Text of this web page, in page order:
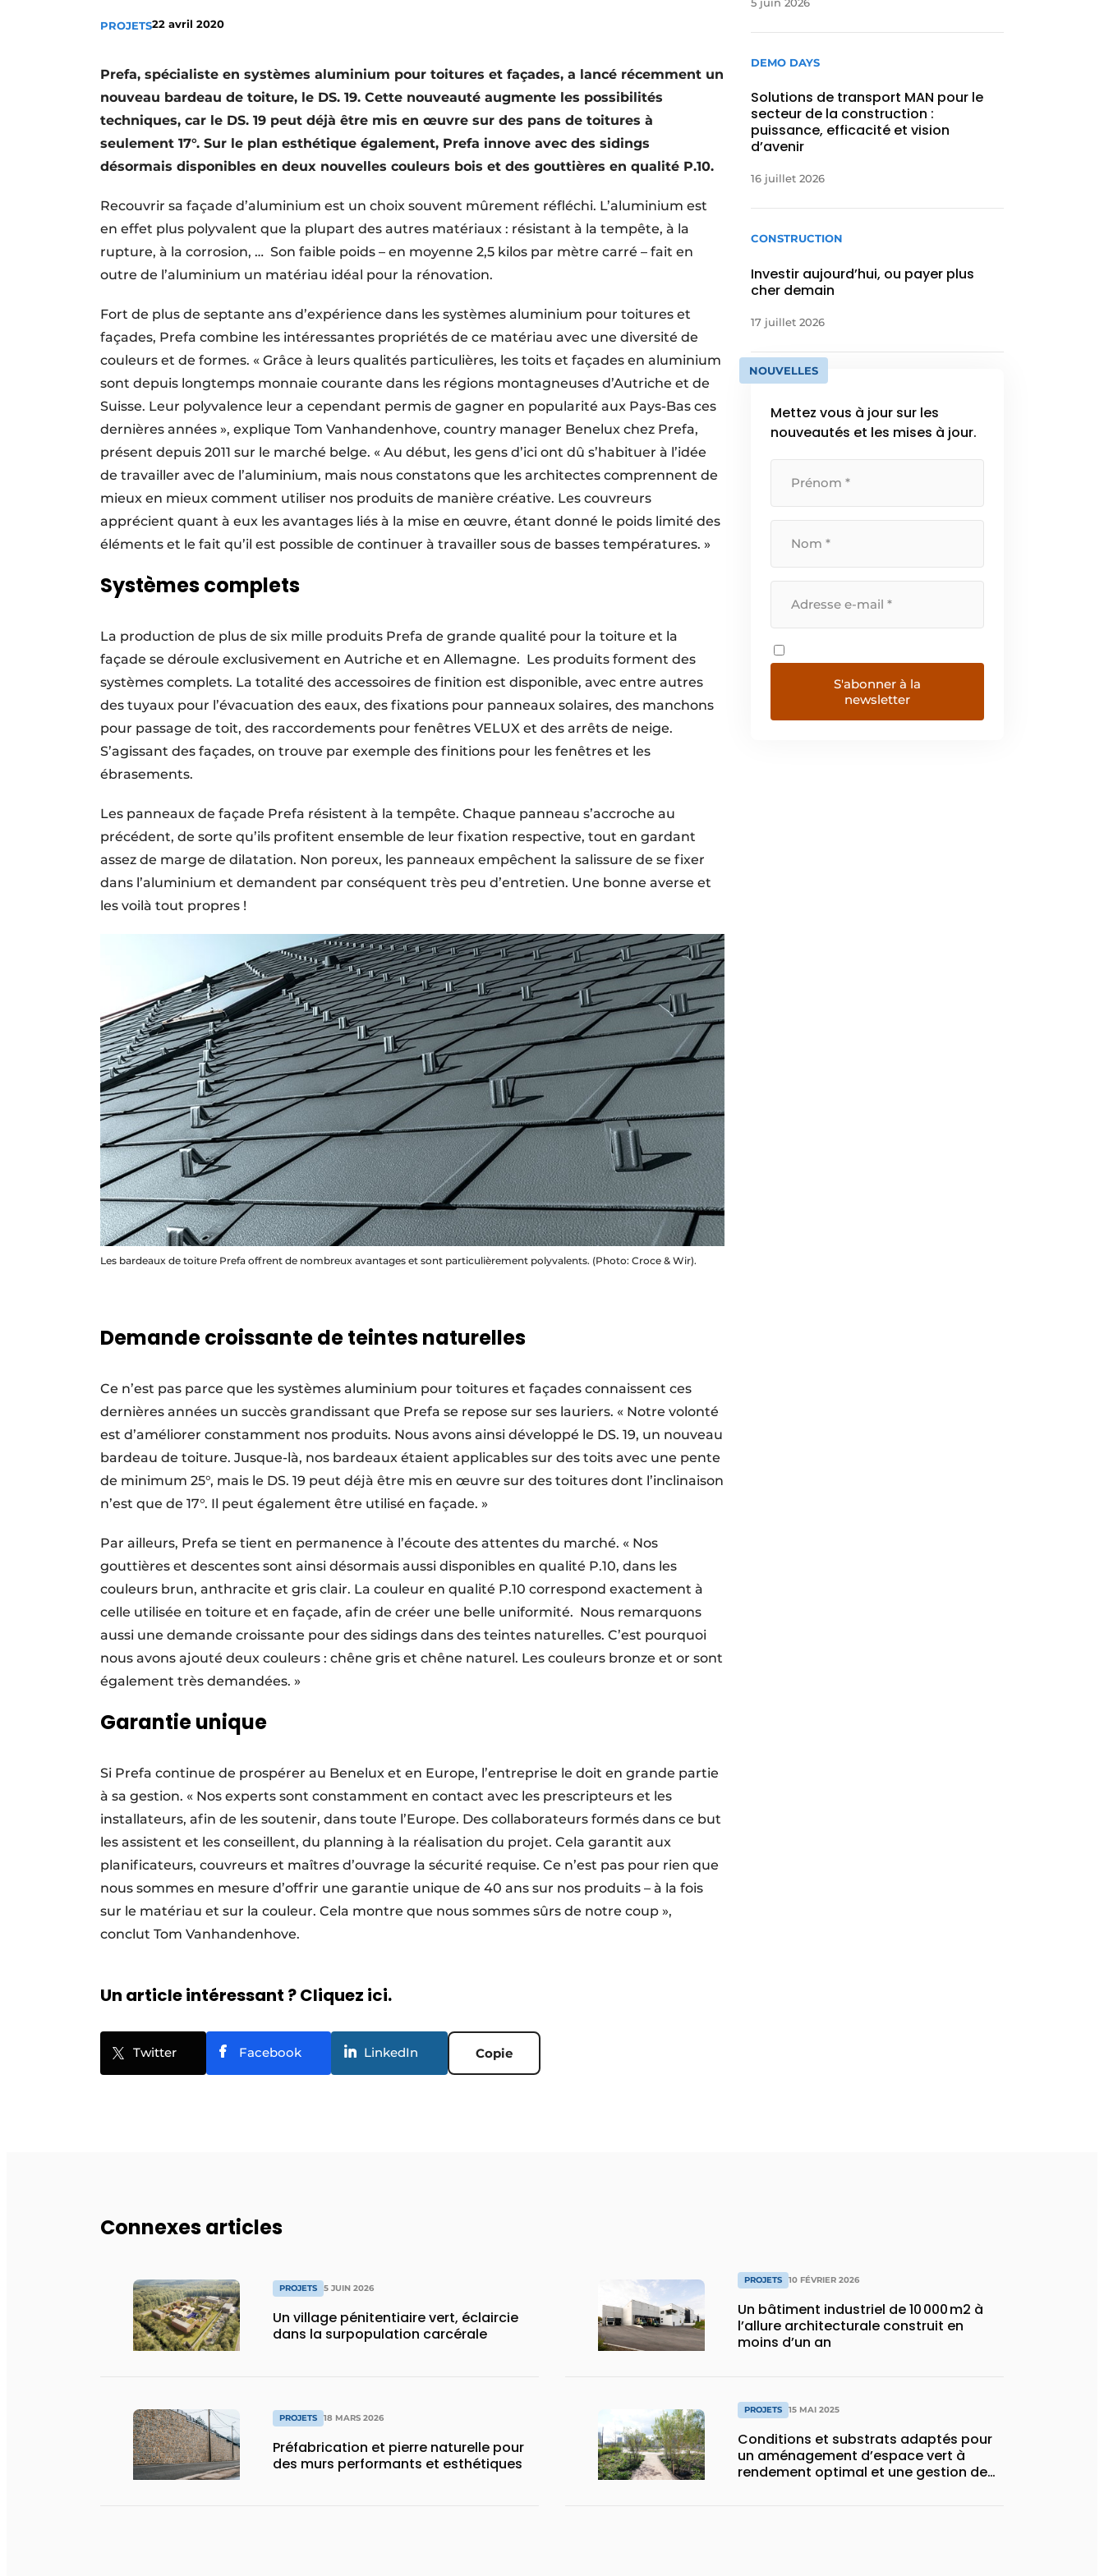
Termes et conditions
PROJETS22 avril 2020
Prefa, spécialiste en systèmes aluminium pour toitures et façades, a lancé récemment un
nouveau bardeau de toiture, le DS. 19. Cette nouveauté augmente les possibilités
techniques, car le DS. 19 peut déjà être mis en œuvre sur des pans de toitures à
seulement 17°. Sur le plan esthétique également, Prefa innove avec des sidings
désormais disponibles en deux nouvelles couleurs bois et des gouttières en qualité P.10.
Recouvrir sa façade d’aluminium est un choix souvent mûrement réfléchi. L’aluminium est
en effet plus polyvalent que la plupart des autres matériaux : résistant à la tempête, à la
rupture, à la corrosion, … Son faible poids – en moyenne 2,5 kilos par mètre carré – fait en
outre de l’aluminium un matériau idéal pour la rénovation.
Fort de plus de septante ans d’expérience dans les systèmes aluminium pour toitures et
façades, Prefa combine les intéressantes propriétés de ce matériau avec une diversité de
couleurs et de formes. « Grâce à leurs qualités particulières, les toits et façades en aluminium
sont depuis longtemps monnaie courante dans les régions montagneuses d’Autriche et de
Suisse. Leur polyvalence leur a cependant permis de gagner en popularité aux Pays-Bas ces
dernières années », explique Tom Vanhandenhove, country manager Benelux chez Prefa,
présent depuis 2011 sur le marché belge. « Au début, les gens d’ici ont dû s’habituer à l’idée
de travailler avec de l’aluminium, mais nous constatons que les architectes comprennent de
mieux en mieux comment utiliser nos produits de manière créative. Les couvreurs
apprécient quant à eux les avantages liés à la mise en œuvre, étant donné le poids limité des
éléments et le fait qu’il est possible de continuer à travailler sous de basses températures. »
Systèmes complets
La production de plus de six mille produits Prefa de grande qualité pour la toiture et la
façade se déroule exclusivement en Autriche et en Allemagne. Les produits forment des
systèmes complets. La totalité des accessoires de finition est disponible, avec entre autres
des tuyaux pour l’évacuation des eaux, des fixations pour panneaux solaires, des manchons
pour passage de toit, des raccordements pour fenêtres VELUX et des arrêts de neige.
S’agissant des façades, on trouve par exemple des finitions pour les fenêtres et les
ébrasements.
Les panneaux de façade Prefa résistent à la tempête. Chaque panneau s’accroche au
précédent, de sorte qu’ils profitent ensemble de leur fixation respective, tout en gardant
assez de marge de dilatation. Non poreux, les panneaux empêchent la salissure de se fixer
dans l’aluminium et demandent par conséquent très peu d’entretien. Une bonne averse et
les voilà tout propres !
Les bardeaux de toiture Prefa offrent de nombreux avantages et sont particulièrement polyvalents. (Photo: Croce & Wir).
Demande croissante de teintes naturelles
Ce n’est pas parce que les systèmes aluminium pour toitures et façades connaissent ces
dernières années un succès grandissant que Prefa se repose sur ses lauriers. « Notre volonté
est d’améliorer constamment nos produits. Nous avons ainsi développé le DS. 19, un nouveau
bardeau de toiture. Jusque-là, nos bardeaux étaient applicables sur des toits avec une pente
de minimum 25°, mais le DS. 19 peut déjà être mis en œuvre sur des toitures dont l’inclinaison
n’est que de 17°. Il peut également être utilisé en façade. »
Par ailleurs, Prefa se tient en permanence à l’écoute des attentes du marché. « Nos
gouttières et descentes sont ainsi désormais aussi disponibles en qualité P.10, dans les
couleurs brun, anthracite et gris clair. La couleur en qualité P.10 correspond exactement à
celle utilisée en toiture et en façade, afin de créer une belle uniformité. Nous remarquons
aussi une demande croissante pour des sidings dans des teintes naturelles. C’est pourquoi
nous avons ajouté deux couleurs : chêne gris et chêne naturel. Les couleurs bronze et or sont
également très demandées. »
Garantie unique
Si Prefa continue de prospérer au Benelux et en Europe, l’entreprise le doit en grande partie
à sa gestion. « Nos experts sont constamment en contact avec les prescripteurs et les
installateurs, afin de les soutenir, dans toute l’Europe. Des collaborateurs formés dans ce but
les assistent et les conseillent, du planning à la réalisation du projet. Cela garantit aux
planificateurs, couvreurs et maîtres d’ouvrage la sécurité requise. Ce n’est pas pour rien que
nous sommes en mesure d’offrir une garantie unique de 40 ans sur nos produits – à la fois
sur le matériau et sur la couleur. Cela montre que nous sommes sûrs de notre coup »,
conclut Tom Vanhandenhove.
Un article intéressant ? Cliquez ici.
Twitter Facebook LinkedIn Copie
DEMO DAYS
Solutions de transport MAN pour le
secteur de la construction :
puissance, efficacité et vision
d’avenir
16 juillet 2026
CONSTRUCTION
Investir aujourd’hui, ou payer plus
cher demain
17 juillet 2026
NOUVELLES
Mettez vous à jour sur les
nouveautés et les mises à jour.
S'abonner à la
newsletter
Connexes articles
PROJETS 5 JUIN 2026
Un village pénitentiaire vert, éclaircie
dans la surpopulation carcérale
PROJETS 18 MARS 2026
Préfabrication et pierre naturelle pour
des murs performants et esthétiques
PROJETS 10 FÉVRIER 2026
Un bâtiment industriel de 10 000 m2 à
l’allure architecturale construit en
moins d’un an
PROJETS 15 MAI 2025
Conditions et substrats adaptés pour
un aménagement d’espace vert à
rendement optimal et une gestion de